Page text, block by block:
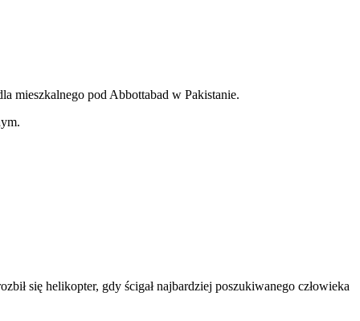
mieszkalnego pod Abbottabad w Pakistanie.
się helikopter, gdy ścigał najbardziej poszukiwanego człowieka